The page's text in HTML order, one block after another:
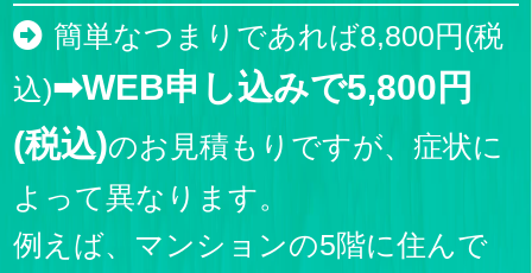
簡単なつまりであれば8,800円(税
込)➡WEB申し込みで5,800円
(税込)のお見積もりですが、症状に
よって異なります。
例えば、マンションの5階に住んで